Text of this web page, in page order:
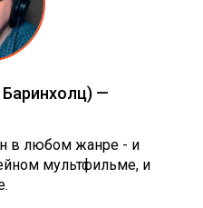
Баринхолц) —
в любом жанре - и
мультфильме, и